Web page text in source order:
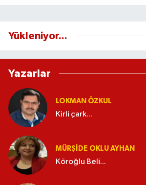
Yükleniyor...
Yazarlar
LOKMAN ÖZKUL
Kirli çark...
MÜRŞIDE OKLU AYHAN
Köroğlu Beli...